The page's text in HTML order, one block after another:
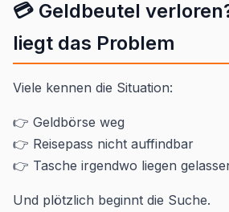
💳 Geldbeutel
liegt das Problem
Viele kennen die Situation:
👉 Geldbörse weg
👉 Reisepass nicht auffindbar
👉 Tasche irgendwo liegen
Und plötzlich beginnt die Suche.